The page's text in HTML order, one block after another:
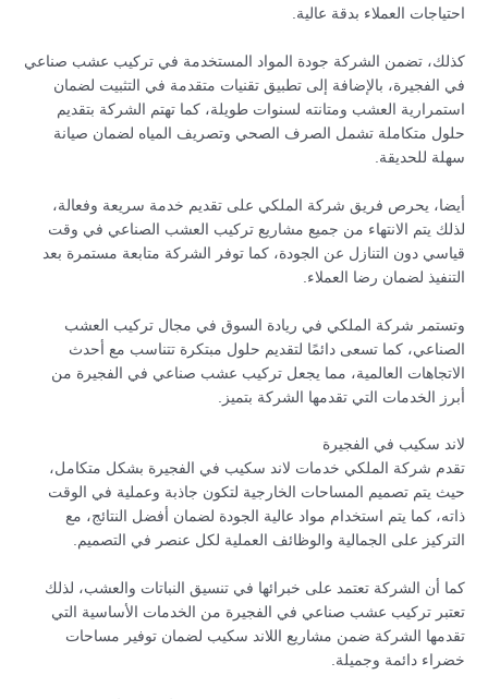
احتياجات العملاء بدقة عالية.
كذلك، تضمن الشركة جودة المواد المستخدمة في تركيب عشب صناعي
في الفجيرة، بالإضافة إلى تطبيق تقنيات متقدمة في التثبيت لضمان
استمرارية العشب ومتانته لسنوات طويلة، كما تهتم الشركة بتقديم
حلول متكاملة تشمل الصرف الصحي وتصريف المياه لضمان صيانة
سهلة للحديقة.
أيضا، يحرص فريق شركة الملكي على تقديم خدمة سريعة وفعالة،
لذلك يتم الانتهاء من جميع مشاريع تركيب العشب الصناعي في وقت
قياسي دون التنازل عن الجودة، كما توفر الشركة متابعة مستمرة بعد
التنفيذ لضمان رضا العملاء.
وتستمر شركة الملكي في ريادة السوق في مجال تركيب العشب
الصناعي، كما تسعى دائمًا لتقديم حلول مبتكرة تتناسب مع أحدث
الاتجاهات العالمية، مما يجعل تركيب عشب صناعي في الفجيرة من
أبرز الخدمات التي تقدمها الشركة بتميز.
لاند سكيب في الفجيرة
تقدم شركة الملكي خدمات لاند سكيب في الفجيرة بشكل متكامل،
حيث يتم تصميم المساحات الخارجية لتكون جاذبة وعملية في الوقت
ذاته، كما يتم استخدام مواد عالية الجودة لضمان أفضل النتائج، مع
التركيز على الجمالية والوظائف العملية لكل عنصر في التصميم.
كما أن الشركة تعتمد على خبرائها في تنسيق النباتات والعشب، لذلك
تعتبر تركيب عشب صناعي في الفجيرة من الخدمات الأساسية التي
تقدمها الشركة ضمن مشاريع اللاند سكيب لضمان توفير مساحات
خضراء دائمة وجميلة.